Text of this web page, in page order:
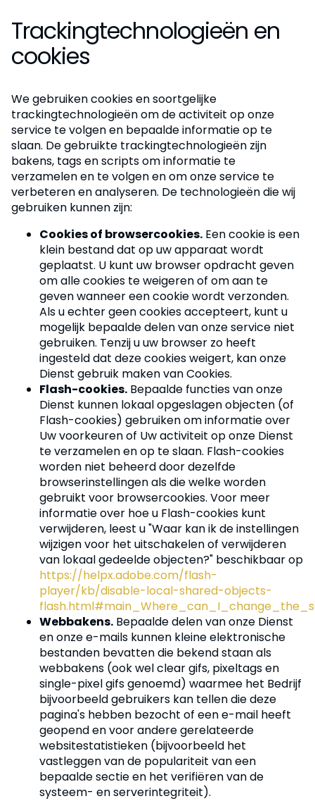
Trackingtechnologieën en
cookies
We gebruiken cookies en soortgelijke
trackingtechnologieën om de activiteit op onze
service te volgen en bepaalde informatie op te
slaan. De gebruikte trackingtechnologieën zijn
bakens, tags en scripts om informatie te
verzamelen en te volgen en om onze service te
verbeteren en analyseren. De technologieën die wij
gebruiken kunnen zijn:
Cookies of browsercookies. Een cookie is een
klein bestand dat op uw apparaat wordt
geplaatst. U kunt uw browser opdracht geven
om alle cookies te weigeren of om aan te
geven wanneer een cookie wordt verzonden.
Als u echter geen cookies accepteert, kunt u
mogelijk bepaalde delen van onze service niet
gebruiken. Tenzij u uw browser zo heeft
ingesteld dat deze cookies weigert, kan onze
Dienst gebruik maken van Cookies.
Flash-cookies. Bepaalde functies van onze
Dienst kunnen lokaal opgeslagen objecten (of
Flash-cookies) gebruiken om informatie over
Uw voorkeuren of Uw activiteit op onze Dienst
te verzamelen en op te slaan. Flash-cookies
worden niet beheerd door dezelfde
browserinstellingen als die welke worden
gebruikt voor browsercookies. Voor meer
informatie over hoe u Flash-cookies kunt
verwijderen, leest u "Waar kan ik de instellingen
wijzigen voor het uitschakelen of verwijderen
van lokaal gedeelde objecten?" beschikbaar op
https://helpx.adobe.com/flash-
player/kb/disable-local-shared-objects-
Webbakens. Bepaalde delen van onze Dienst
en onze e-mails kunnen kleine elektronische
bestanden bevatten die bekend staan ​​als
webbakens (ook wel clear gifs, pixeltags en
single-pixel gifs genoemd) waarmee het Bedrijf
bijvoorbeeld gebruikers kan tellen die deze
pagina's hebben bezocht of een e-mail heeft
geopend en voor andere gerelateerde
websitestatistieken (bijvoorbeeld het
vastleggen van de populariteit van een
bepaalde sectie en het verifiëren van de
systeem- en serverintegriteit).